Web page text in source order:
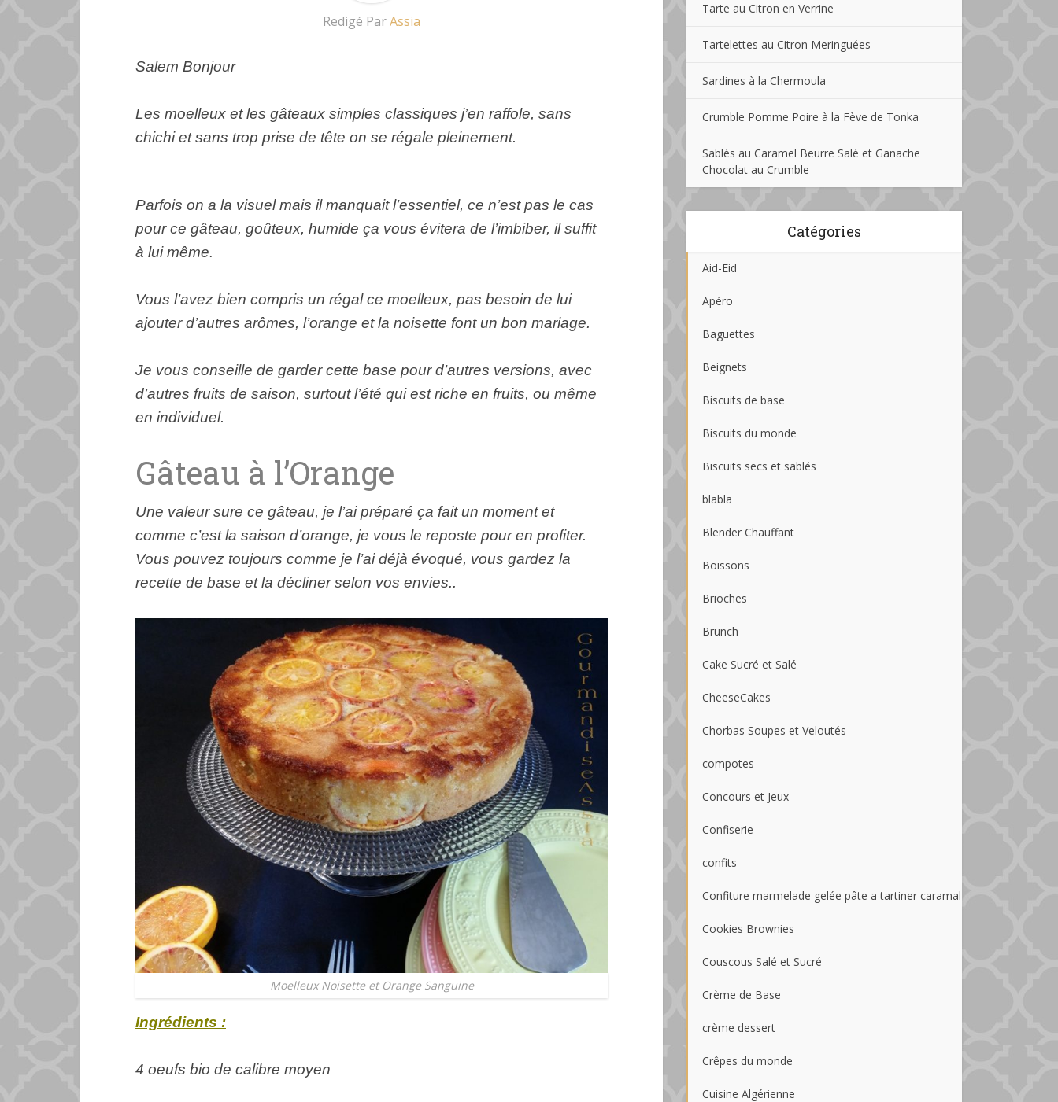
Redigé ParAssia
Salem Bonjour
Les moelleux et les gâteaux simples classiques j’en raffole, sans
chichi et sans trop prise de tête on se régale pleinement.
Parfois on a la visuel mais il manquait l’essentiel, ce n’est pas le cas
pour ce gâteau, goûteux, humide ça vous évitera de l’imbiber, il suffit
à lui même.
Vous l’avez bien compris un régal ce moelleux, pas besoin de lui
ajouter d’autres arômes, l’orange et la noisette font un bon mariage.
Je vous conseille de garder cette base pour d’autres versions, avec
d’autres fruits de saison, surtout l’été qui est riche en fruits, ou même
en individuel.
Gâteau à l’Orange
Une valeur sure ce gâteau, je l’ai préparé ça fait un moment et
comme c’est la saison d’orange, je vous le reposte pour en profiter.
Vous pouvez toujours comme je l’ai déjà évoqué, vous gardez la
recette de base et la décliner selon vos envies..
Moelleux Noisette et Orange Sanguine
Ingrédients :
4 oeufs bio de calibre moyen
Tarte au Citron en Verrine
Tartelettes au Citron Meringuées
Sardines à la Chermoula
Crumble Pomme Poire à la Fève de Tonka
Sablés au Caramel Beurre Salé et Ganache
Chocolat au Crumble
Catégories
Aid-Eid
Apéro
Baguettes
Beignets
Biscuits de base
Biscuits du monde
Biscuits secs et sablés
blabla
Blender Chauffant
Boissons
Brioches
Brunch
Cake Sucré et Salé
CheeseCakes
Chorbas Soupes et Veloutés
compotes
Concours et Jeux
Confiserie
confits
Confiture marmelade gelée pâte a tartiner caramal
Cookies Brownies
Couscous Salé et Sucré
Crème de Base
crème dessert
Crêpes du monde
Cuisine Algérienne